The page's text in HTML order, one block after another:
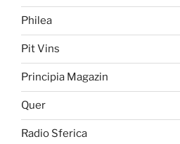
Philea
Pit Vins
Principia Magazin
Quer
Radio Sferica